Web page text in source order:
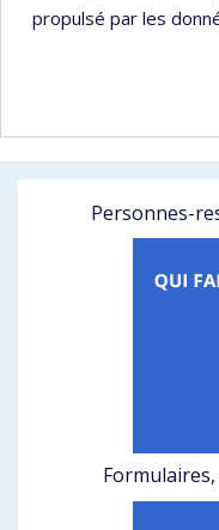
propulsé par les
Personnes-